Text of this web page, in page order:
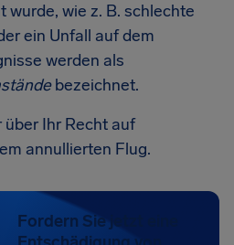
wurde, wie z. B. schlechte
ein Unfall auf dem
werden als
bezeichnet.
über Ihr Recht auf
annullierten Flug.
Fordern Sie jetzt eine